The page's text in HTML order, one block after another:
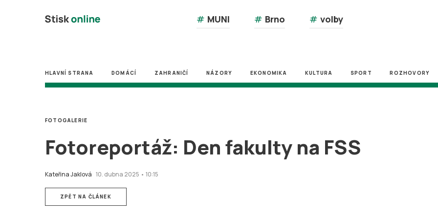
# MUNI # Brno # volby
HLAVNÍ STRANA DOMÁCÍ ZAHRANIČÍ NÁZORY EKONOMIKA KULTURA SPORT ROZHOVORY
Fotoreportáž: Den fakulty na FSS
Kateřina Jaklová 10. dubna 2025 • 10:15
FOTOGALERIE
ZPĚT NA ČLÁNEK